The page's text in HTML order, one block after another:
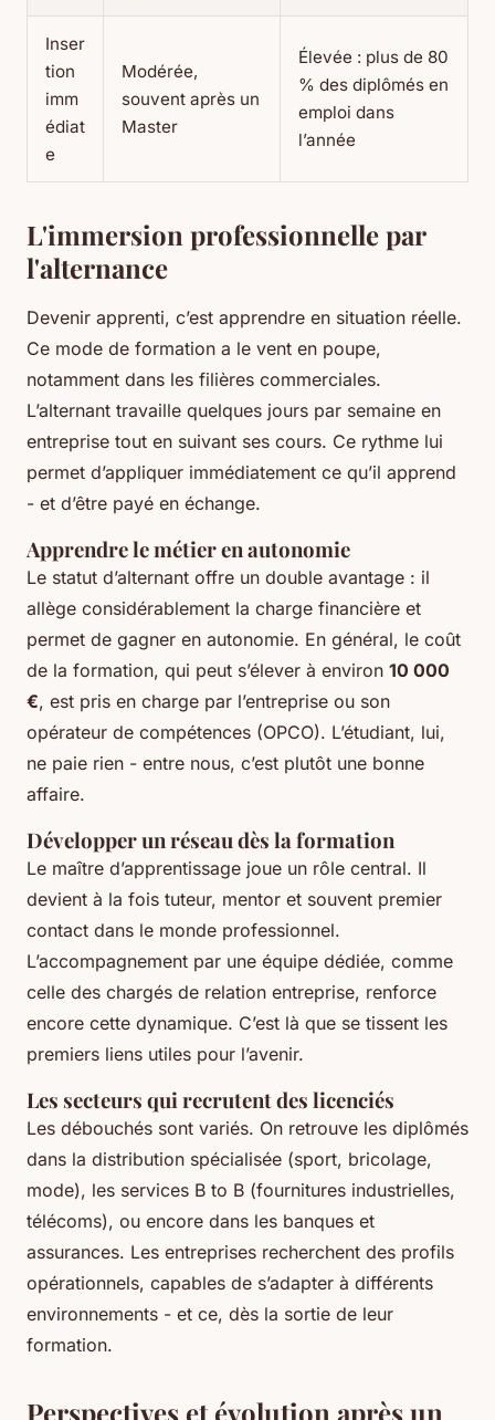
Inser
tion
imm
édiat
e
Modérée,
souvent après un
Master
Élevée : plus de 80
% des diplômés en
emploi dans
l’année
L'immersion professionnelle par
l'alternance
Devenir apprenti, c’est apprendre en situation réelle.
Ce mode de formation a le vent en poupe,
notamment dans les filières commerciales.
L’alternant travaille quelques jours par semaine en
entreprise tout en suivant ses cours. Ce rythme lui
permet d’appliquer immédiatement ce qu’il apprend
- et d’être payé en échange.
Apprendre le métier en autonomie
Le statut d’alternant offre un double avantage : il
allège considérablement la charge financière et
permet de gagner en autonomie. En général, le coût
de la formation, qui peut s’élever à environ 10 000
€, est pris en charge par l’entreprise ou son
opérateur de compétences (OPCO). L’étudiant, lui,
ne paie rien - entre nous, c’est plutôt une bonne
affaire.
Développer un réseau dès la formation
Le maître d’apprentissage joue un rôle central. Il
devient à la fois tuteur, mentor et souvent premier
contact dans le monde professionnel.
L’accompagnement par une équipe dédiée, comme
celle des chargés de relation entreprise, renforce
encore cette dynamique. C’est là que se tissent les
premiers liens utiles pour l’avenir.
Les secteurs qui recrutent des licenciés
Les débouchés sont variés. On retrouve les diplômés
dans la distribution spécialisée (sport, bricolage,
mode), les services B to B (fournitures industrielles,
télécoms), ou encore dans les banques et
assurances. Les entreprises recherchent des profils
opérationnels, capables de s’adapter à différents
environnements - et ce, dès la sortie de leur
formation.
Perspectives et évolution après un